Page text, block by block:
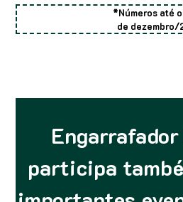
*Números até
de dezembro/
participa